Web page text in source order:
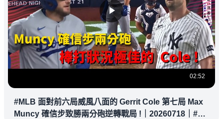
02:52
#MLB 面對前六局威風八面的 Gerrit Cole 第七局 Max
Muncy 確信步致勝兩分砲逆轉戰局 !｜20260718｜#洛